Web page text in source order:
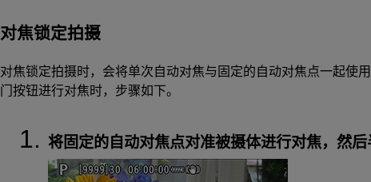
对焦锁定拍摄
对焦锁定拍摄时，会将单次自动对焦与固定的自动对焦点一起使
门按钮进行对焦时，步骤如下。
将固定的自动对焦点对准被摄体进行对焦，然后